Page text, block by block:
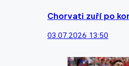
Chorvati zuří po
03.07.2026 13:50